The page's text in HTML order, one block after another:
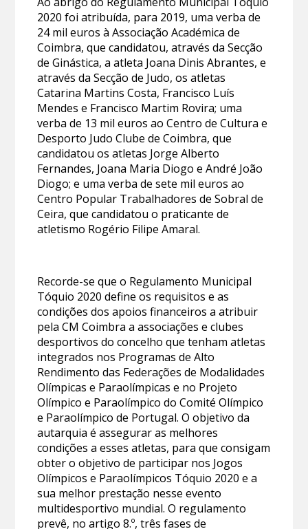
2020 foi atribuída, para 2019, uma verba de
24 mil euros à Associação Académica de
Coimbra, que candidatou, através da Secção
de Ginástica, a atleta Joana Dinis Abrantes, e
através da Secção de Judo, os atletas
Catarina Martins Costa, Francisco Luís
Mendes e Francisco Martim Rovira; uma
verba de 13 mil euros ao Centro de Cultura e
Desporto Judo Clube de Coimbra, que
candidatou os atletas Jorge Alberto
Fernandes, Joana Maria Diogo e André João
Diogo; e uma verba de sete mil euros ao
Centro Popular Trabalhadores de Sobral de
Ceira, que candidatou o praticante de
atletismo Rogério Filipe Amaral.
Recorde-se que o Regulamento Municipal
Tóquio 2020 define os requisitos e as
condições dos apoios financeiros a atribuir
pela CM Coimbra a associações e clubes
desportivos do concelho que tenham atletas
integrados nos Programas de Alto
Rendimento das Federações de Modalidades
Olímpicas e Paraolímpicas e no Projeto
Olímpico e Paraolímpico do Comité Olímpico
e Paraolímpico de Portugal. O objetivo da
autarquia é assegurar as melhores
condições a esses atletas, para que consigam
obter o objetivo de participar nos Jogos
Olímpicos e Paraolímpicos Tóquio 2020 e a
sua melhor prestação nesse evento
multidesportivo mundial. O regulamento
prevê, no artigo 8.º, três fases de